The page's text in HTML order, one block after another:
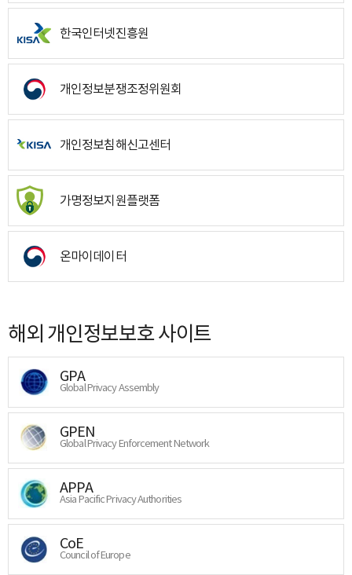
한국인터넷진흥원
개인정보분쟁조정위원회
개인정보침해신고센터
가명정보지원플랫폼
온마이데이터
해외 개인정보보호 사이트
GPA
Global Privacy Assembly
GPEN
Global Privacy Enforcement Network
APPA
Asia Pacific Privacy Authorities
CoE
Council of Europe